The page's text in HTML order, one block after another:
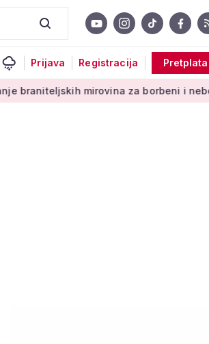
Prijava Registracija Pretplata
mirovina za borbeni i neborbeni sektor